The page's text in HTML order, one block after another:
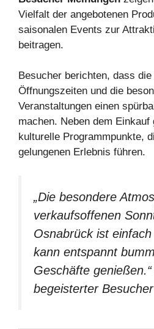
Vielfalt der angebotenen
saisonalen Events zur
beitragen.
Besucher berichten, dass
Öffnungszeiten und die
Veranstaltungen einen
machen. Neben dem Einkauf
kulturelle Programmpunkte,
gelungenen Erlebnis führen.
„Die besondere
verkaufsoffenen
Osnabrück ist
kann entspannt
Geschäfte
begeisterter Besucher